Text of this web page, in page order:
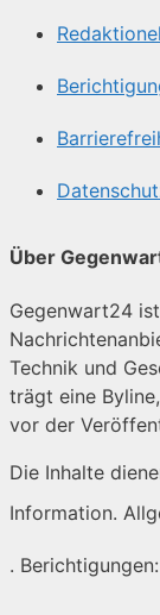
Über
Gegenwart24
Technik und
trägt eine
vor der
Die Inhalte
Information.
. Berichtigungen: